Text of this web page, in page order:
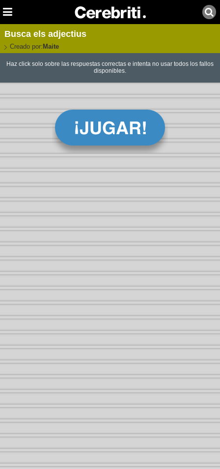
Busca els adjectius
Creado por: Maite
Haz click solo sobre las respuestas correctas e intenta no usar todos los fallos
disponibles.